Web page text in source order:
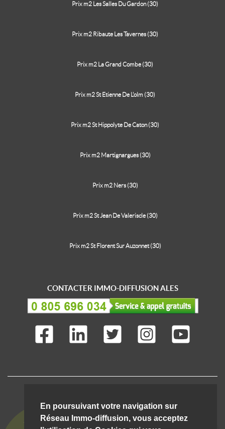
En poursuivant votre navigation sur
Réseau Immo-diffusion, vous acceptez
Prix m2 Les Salles Du Gardon (30)
Prix m2 Ribaute Les Tavernes (30)
Prix m2 La Grand Combe (30)
Prix m2 St Etienne De L'olm (30)
Prix m2 St Hippolyte De Caton (30)
Prix m2 Martignargues (30)
Prix m2 Ners (30)
Prix m2 St Jean De Valeriscle (30)
Prix m2 St Florent Sur Auzonnet (30)
CONTACTER IMMO-DIFFUSION ALES